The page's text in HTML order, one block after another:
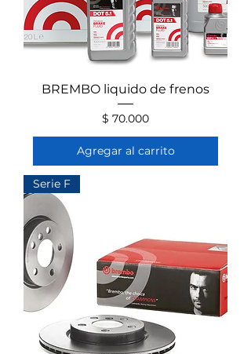
BREMBO liquido de frenos
Precio
$ 70.000
Agregar al carrito
Serie F